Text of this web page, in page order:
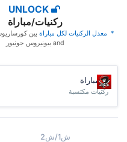
UNLOCK
ركنيات/مباراة
* ‏ ‏معدل الركنيات لكل مباراة ‏بين
and بيونيروس جونيور
/مباراة
ركنيات مكتسبة
ش1/ش2